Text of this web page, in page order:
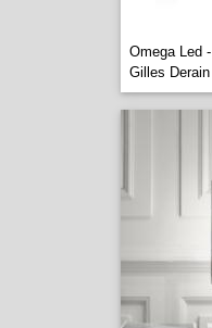
Omega Led -
Gilles Derain